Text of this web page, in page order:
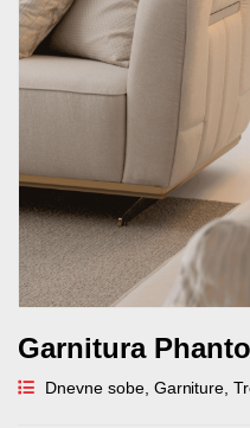
Garnitura
Dnevne sobe, Garniture,